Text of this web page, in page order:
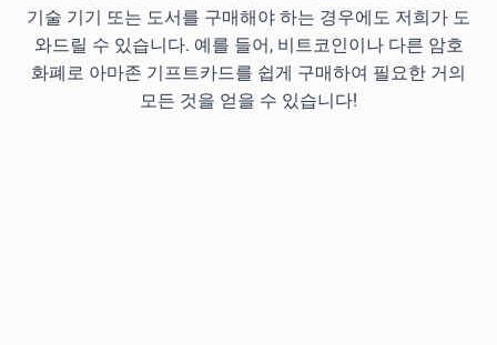
기술 기기 또는 도서를 구매해야 하는 경우에도 저희가 도
와드릴 수 있습니다. 예를 들어, 비트코인이나 다른 암호
화폐로 아마존 기프트카드를 쉽게 구매하여 필요한 거의
모든 것을 얻을 수 있습니다!